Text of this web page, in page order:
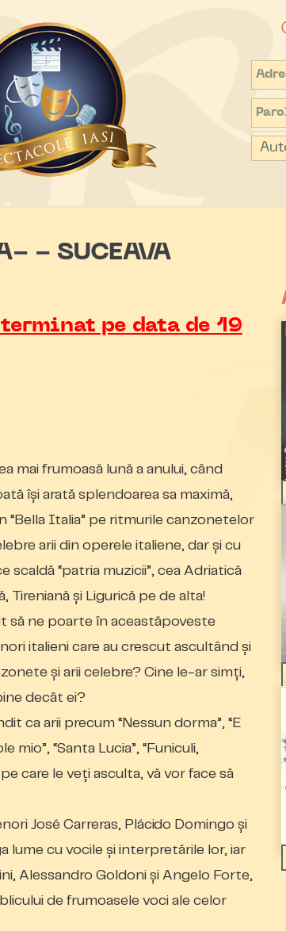
- SUCEAVA
pe data de 19
mai frumoasă lună a anului, când
își arată splendoarea sa maximă,
“Bella Italia” pe ritmurile canzonetelor
arii din operele italiene, dar și cu
scaldă “patria muzicii”, cea Adriatică
Tireniană și Ligurică pe de alta!
să ne poarte în aceastăpoveste
italieni care au crescut ascultând și
și arii celebre? Cine le-ar simți,
decât ei?
ca arii precum “Nessun dorma”, “E
mio”, “Santa Lucia”, “Funiculi,
care le veți asculta, vă vor face să
José Carreras, Plácido Domingo și
lume cu vocile și interpretările lor, iar
Alessandro Goldoni și Angelo Forte,
de frumoasele voci a le celor